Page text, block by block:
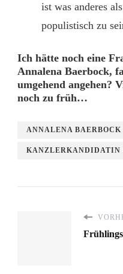
ist was anderes
populistisch zu
Ich hätte noch eine
Annalena Baerbock,
umgehend angehen?
noch zu früh…
ANNALENA BAERBOCK
KANZLERKANDIDATIN